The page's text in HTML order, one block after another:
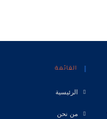
القائمة
الرئيسية
من نحن